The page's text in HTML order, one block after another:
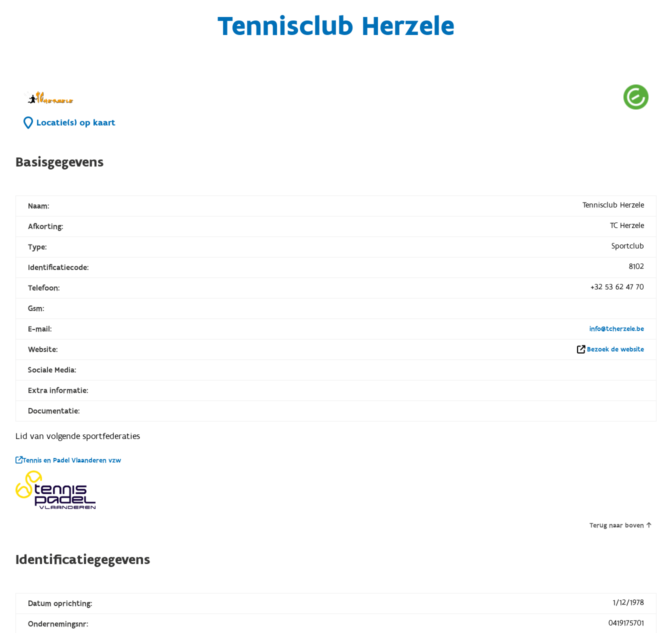
Tennisclub Herzele
Locatie(s) op kaart
Basisgegevens
Naam: Tennisclub Herzele
Afkorting: TC Herzele
Type: Sportclub
Identificatiecode: 8102
Telefoon: +32 53 62 47 70
Gsm:
E-mail: info@tcherzele.be
Website: Bezoek de website
Sociale Media:
Extra informatie:
Documentatie:
Lid van volgende sportfederaties
Tennis en Padel Vlaanderen vzw
Terug naar boven
Identificatiegegevens
Datum oprichting: 1/12/1978
Ondernemingsnr: 0419175701